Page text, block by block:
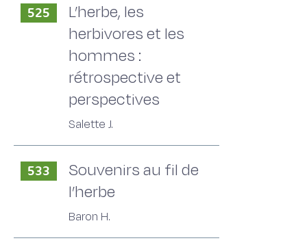
525
L’herbe, les
herbivores et les
hommes :
rétrospective et
perspectives
Salette J.
533
Souvenirs au fil de
l’herbe
Baron H.